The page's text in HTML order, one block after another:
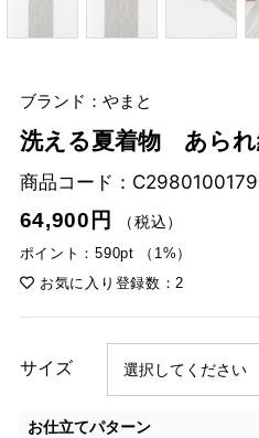
ブランド：やまと
洗える夏着物 あら
商品コード：
64,900円
（税込）
ポイント：590pt （1%）
お気に入り登録数：2
サイズ
お仕立てパターン